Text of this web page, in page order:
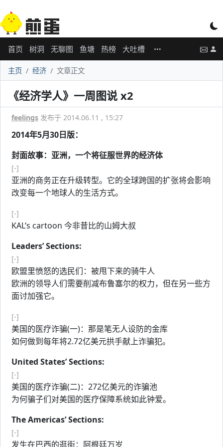
首页 树洞 无聊图 鱼塘 热榜 大吐槽
主页 经济 文章正文
《经济学人》一周图说 x2
feelings 发布于 2014.06.11 , 15:27
2014年5月30日版：
封面故事：亚洲，一个将征服世界的经济体
[-]
亚洲的商务正在升级转型。它的全球跨国的扩张将会影响
改变每一个地球人的生活方式。
[-]
KAL’s cartoon 今非昔比的山姆大叔
Leaders’ Sections:
[-]
欧盟里愤怒的选民们：被甩下来的骑牛人
欧洲的领导人们需要削减布鲁塞尔的权力，但在另一些方
面讨加强它。
[-]
美国的医疗诈骗(一)：那是笔无人设防的金库
如何做到每年将2.72亿美元拱手献上诈骗犯。
United States’ Sections:
[-]
美国的医疗诈骗(二)：272亿美元的诈骗池
为何骗子们对美国的医疗保障系统如此钟爱。
The Americas’ Sections:
[-]
发生在巴西的逛街：阿根廷万岁